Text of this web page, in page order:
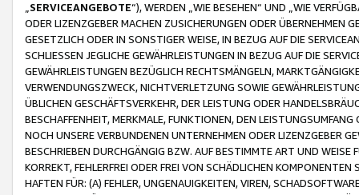
SERVICEANGEBOTE“), WERDEN „WIE BESEHEN“ UND „WIE
ODER LIZENZGEBER MACHEN ZUSICHERUNGEN ODER ÜBERNEHMEN
GESETZLICH ODER IN SONSTIGER WEISE, IN BEZUG AUF DIE
SCHLIESSEN JEGLICHE GEWÄHRLEISTUNGEN IN BEZUG AUF DIE
GEWÄHRLEISTUNGEN BEZÜGLICH RECHTSMÄNGELN,
VERWENDUNGSZWECK, NICHTVERLETZUNG SOWIE
ÜBLICHEN GESCHÄFTSVERKEHR, DER LEISTUNG ODER
BESCHAFFENHEIT, MERKMALE, FUNKTIONEN, DEN
NOCH UNSERE VERBUNDENEN UNTERNEHMEN ODER LIZENZGEBER
BESCHRIEBEN DURCHGÄNGIG BZW. AUF BESTIMMTE ART UND
KORREKT, FEHLERFREI ODER FREI VON SCHÄDLICHEN
HAFTEN FÜR: (A) FEHLER, UNGENAUIGKEITEN, VIREN,